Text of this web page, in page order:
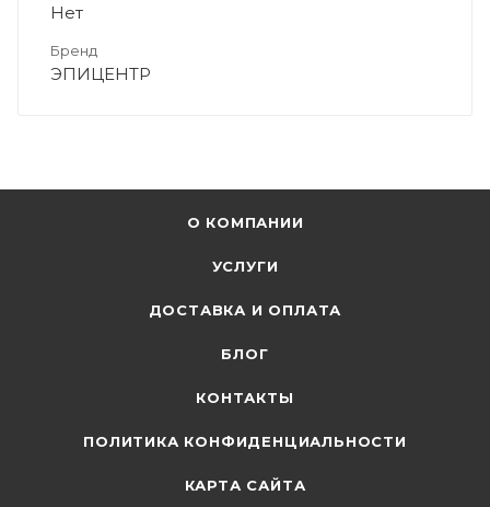
Нет
Бренд
ЭПИЦЕНТР
О КОМПАНИИ
УСЛУГИ
ДОСТАВКА И ОПЛАТА
БЛОГ
КОНТАКТЫ
ПОЛИТИКА КОНФИДЕНЦИАЛЬНОСТИ
КАРТА САЙТА